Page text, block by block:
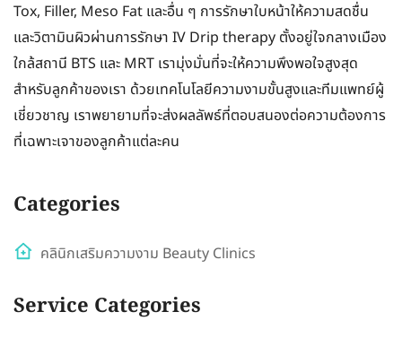
Tox, Filler, Meso Fat และอื่น ๆ การรักษาใบหน้าให้ความสดชื่น
และวิตามินผิวผ่านการรักษา IV Drip therapy ตั้งอยู่ใจกลางเมือง
ใกล้สถานี BTS และ MRT เรามุ่งมั่นที่จะให้ความพึงพอใจสูงสุด
สำหรับลูกค้าของเรา ด้วยเทคโนโลยีความงามขั้นสูงและทีมแพทย์ผู้
เชี่ยวชาญ เราพยายามที่จะส่งผลลัพธ์ที่ตอบสนองต่อความต้องการ
ที่เฉพาะเจาของลูกค้าแต่ละคน
Categories
คลินิกเสริมความงาม Beauty Clinics
Service Categories